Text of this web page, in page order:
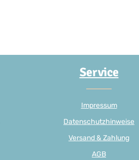
Service
Impressum
Datenschutzhinweise
Versand & Zahlung
AGB